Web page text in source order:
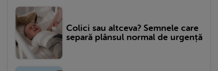
Colici sau altceva? Semnele care
separă plânsul normal de urgență